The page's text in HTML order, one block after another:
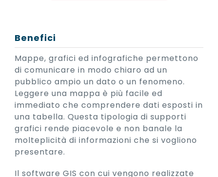
Benefici
Mappe, grafici ed infografiche permettono
di comunicare in modo chiaro ad un
pubblico ampio un dato o un fenomeno.
Leggere una mappa è più facile ed
immediato che comprendere dati esposti in
una tabella. Questa tipologia di supporti
grafici rende piacevole e non banale la
molteplicità di informazioni che si vogliono
presentare.
Il software GIS con cui vengono realizzate